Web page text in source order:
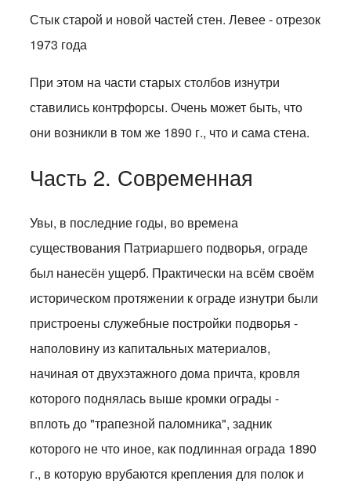
Стык старой и новой частей стен. Левее - отрезок
1973 года
При этом на части старых столбов изнутри
ставились контрфорсы. Очень может быть, что
они возникли в том же 1890 г., что и сама стена.
Часть 2. Современная
Увы, в последние годы, во времена
существования Патриаршего подворья, ограде
был нанесён ущерб. Практически на всём своём
историческом протяжении к ограде изнутри были
пристроены служебные постройки подворья -
наполовину из капитальных материалов,
начиная от двухэтажного дома причта, кровля
которого поднялась выше кромки ограды -
вплоть до "трапезной паломника", задник
которого не что иное, как подлинная ограда 1890
г., в которую врубаются крепления для полок и